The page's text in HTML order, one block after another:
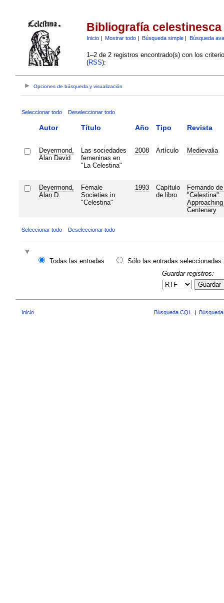
Bibliografía celestinesca
Inicio| Mostrar todo| Búsqueda simple| Búsqueda
1–2 de 2 registros encontrado(s) con los
(RSS):
Opciones de búsqueda y visualización
Seleccionar todo Deseleccionar todo
Autor Título Año Tipo Revista
Deyermond,
Alan David
Las sociedades
femeninas en
"La Celestina"
2008 Artículo Medievalia
Deyermond,
Alan D.
Female
Societies in
"Celestina"
1993
Capítulo
de libro
Fernando
"Celestina":
Centenary
Seleccionar todo Deseleccionar todo
Todas las entradas
Sólo las entradas seleccionadas:
Guardar registros:
Guardar
Inicio Búsqueda CQL